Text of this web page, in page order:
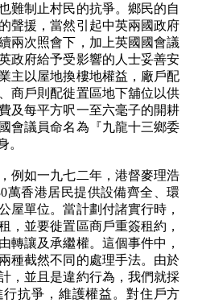
難制止村民的抗爭。鄉民的自
聲援，當然引起中英兩國政府
兩次照會下，加上英國國會議
政府給予受影響的人士妥善安
主以屋地換樓地權益，廠戶配
商戶則配徙置區地下舖位以供
及每平方呎一至六毫子的開耕
會議員命名為『九龍十三鄉委
。
例如一九七二年，港督麥理浩
萬香港居民提供設備齊全、環
屋單位。當計劃付諸實行時，
，並要徙置區商戶重簽租約，
轉讓及承繼權。這個事件中，
種截然不同的處理手法。由於
，並且是違約行為，我們就採
抗爭，維護權益。對住戶方